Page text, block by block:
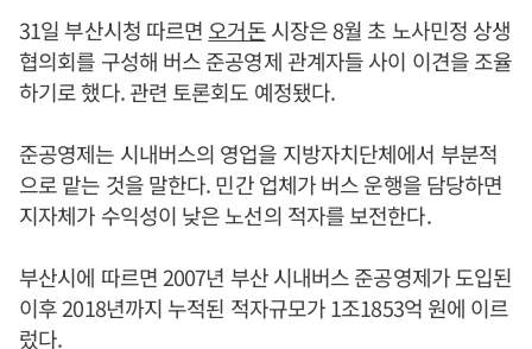
31일 부산시청 따르면 오거돈시장은 8월 초 노사민정 상생
협의회를 구성해 버스 준공영제 관계자들 사이 이견을 조율
하기로 했다. 관련 토론회도 예정됐다.
준공영제는 시내버스의 영업을 지방자치단체에서 부분적
으로 맡는 것을 말한다. 민간 업체가 버스 운행을 담당하면
지자체가 수익성이 낮은 노선의 적자를 보전한다.
부산시에 따르면 2007년 부산 시내버스 준공영제가 도입된
이후 2018년까지 누적된 적자규모가 1조1853억 원에 이르
렀다.